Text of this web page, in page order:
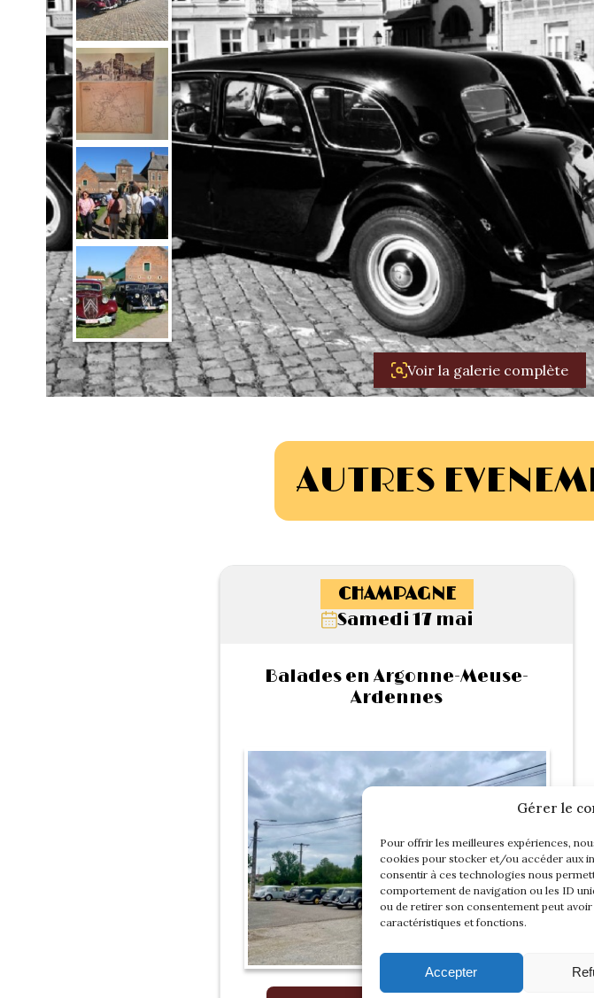
Gérer le
Pour offrir les meilleures expériences,
cookies pour stocker et/ou accéder aux
consentir à ces technologies nous
comportement de navigation ou les ID
ou de retirer son consentement peut
caractéristiques et fonctions.
Accepter
Voir la galerie complète
AUTRES
CHAMPAGNE
Samedi 17 mai
Balades en Argonne-Meuse-
Ardennes